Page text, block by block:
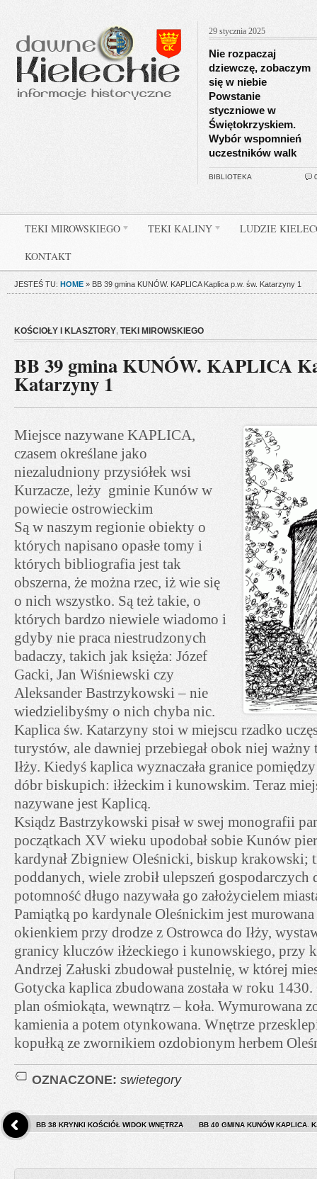
29 stycznia 2025
Nie rozpaczaj
dziewczę, zobaczym
się w niebie
Powstanie
styczniowe w
Świętokrzyskiem.
Wybór wspomnień
uczestników walk
BIBLIOTEKA
TEKI MIROWSKIEGO TEKI KALINY LUDZIE
KONTAKT
JESTEŚ TU: HOME » BB 39 gmina KUNÓW. KAPLICA Kaplica p.w. św. Katarzyny 1
KOŚCIOŁY I KLASZTORY, TEKI MIROWSKIEGO
BB 39 gmina KUNÓW. KAPLICA
Katarzyny 1
Miejsce nazywane KAPLICA,
czasem określane jako
niezaludniony przysiółek wsi
Kurzacze, leży gminie Kunów w
powiecie ostrowieckim
Są w naszym regionie obiekty o
których napisano opasłe tomy i
których bibliografia jest tak
obszerna, że można rzec, iż wie się
o nich wszystko. Są też takie, o
których bardzo niewiele wiadomo i
gdyby nie praca niestrudzonych
badaczy, takich jak księża: Józef
Gacki, Jan Wiśniewski czy
Aleksander Bastrzykowski – nie
wiedzielibyśmy o nich chyba nic.
Kaplica św. Katarzyny stoi w miejscu rzadko
turystów, ale dawniej przebiegał obok niej ważny
Iłży. Kiedyś kaplica wyznaczała granice
dóbr biskupich: iłżeckim i kunowskim. Teraz
nazywane jest Kaplicą.
Ksiądz Bastrzykowski pisał w swej monografii
początkach XV wieku upodobał sobie Kunów
kardynał Zbigniew Oleśnicki, biskup
poddanych, wiele zrobił ulepszeń gospodarczych
potomność długo nazywała go założycielem
Pamiątką po kardynale Oleśnickim jest
okienkiem przy drodze z Ostrowca do Iłży,
granicy kluczów iłżeckiego i kunowskiego, przy
Andrzej Załuski zbudował pustelnię, w której
Gotycka kaplica zbudowana została w roku 1430.
plan ośmiokąta, wewnątrz – koła. Wymurowana
kamienia a potem otynkowana. Wnętrze
kopułką ze zwornikiem ozdobionym herbem
OZNACZONE: swietegory
BB 38 KRYNKI KOŚCIÓŁ WIDOK WNĘTRZA BB 40 GMINA KUNÓW KAPLICA.